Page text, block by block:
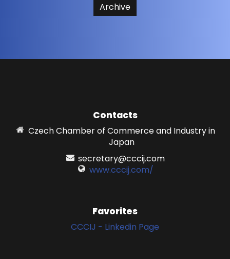
Archive
Contacts
Czech Chamber of Commerce and Industry in
Japan
secretary@cccij.com
www.cccij.com/
Favorites
CCCIJ - Linkedin Page